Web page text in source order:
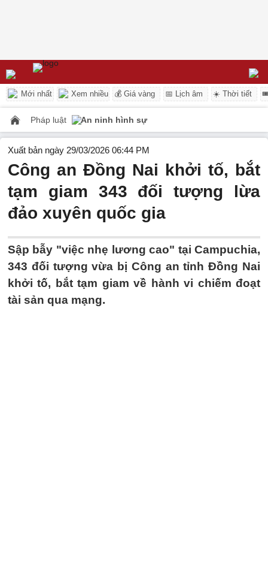
Mới nhất Xem nhiều 💰 Giá vàng 📅 Lịch âm ☀️ Thời tiết
Pháp luật An ninh hình sự
Xuất bản ngày 29/03/2026 06:44 PM
Công an Đồng Nai khởi tố, bắt
tạm giam 343 đối tượng lừa
đảo xuyên quốc gia
Sập bẫy "việc nhẹ lương cao" tại Campuchia,
343 đối tượng vừa bị Công an tỉnh Đồng Nai
khởi tố, bắt tạm giam về hành vi chiếm đoạt
tài sản qua mạng.